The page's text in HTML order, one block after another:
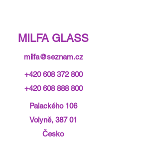
MILFA GLASS
milfa@seznam.cz
+420 608 372 800
+420 608 888 800
Palackého 106
Volyně, 387 01
Česko